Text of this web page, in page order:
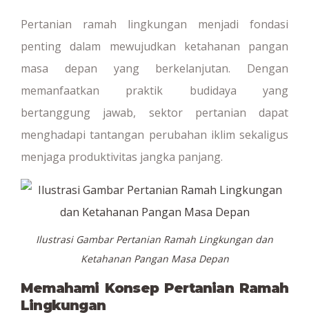
Pertanian ramah lingkungan menjadi fondasi
penting dalam mewujudkan ketahanan pangan
masa depan yang berkelanjutan. Dengan
memanfaatkan praktik budidaya yang
bertanggung jawab, sektor pertanian dapat
menghadapi tantangan perubahan iklim sekaligus
menjaga produktivitas jangka panjang.
Ilustrasi Gambar Pertanian Ramah Lingkungan dan
Ketahanan Pangan Masa Depan
Memahami Konsep Pertanian Ramah
Lingkungan